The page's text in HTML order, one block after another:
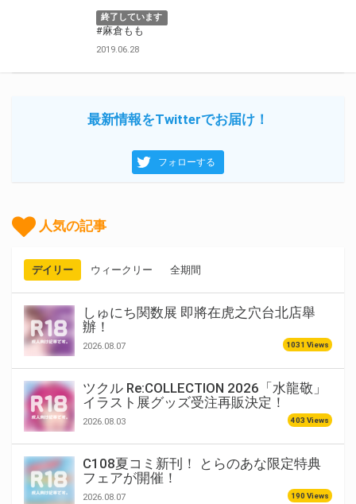
終了しています
#麻倉もも
2019.06.28
最新情報をTwitterでお届け！
フォローする
人気の記事
デイリー ウィークリー 全期間
しゅにち関数展 即將在虎之穴台北店舉
辦！
2026.08.07 1031 Views
ツクル Re:COLLECTION 2026「水龍敬」
イラスト展グッズ受注再販決定！
2026.08.03 403 Views
C108夏コミ新刊！ とらのあな限定特典
フェアが開催！
2026.08.07 190 Views